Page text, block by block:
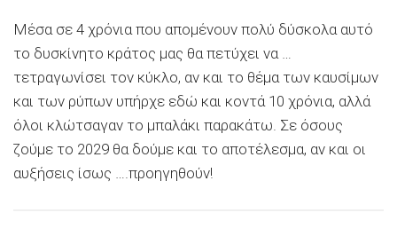
Μέσα σε 4 χρόνια που απομένουν πολύ δύσκολα αυτό
το δυσκίνητο κράτος μας θα πετύχει να …
τετραγωνίσει τον κύκλο, αν και το θέμα των καυσίμων
και των ρύπων υπήρχε εδώ και κοντά 10 χρόνια, αλλά
όλοι κλώτσαγαν το μπαλάκι παρακάτω. Σε όσους
ζούμε το 2029 θα δούμε και το αποτέλεσμα, αν και οι
αυξήσεις ίσως ….προηγηθούν!